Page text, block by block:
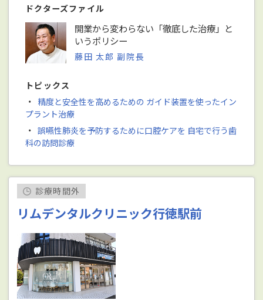
ドクターズファイル
開業から変わらない「徹底した治療」と
いうポリシー
藤田 太郎 副院長
トピックス
・ 精度と安全性を高めるための ガイド装置を使ったイン
プラント治療
・ 誤嚥性肺炎を予防するために口腔ケアを 自宅で行う歯
科の訪問診療
診療時間外
リムデンタルクリニック行徳駅前